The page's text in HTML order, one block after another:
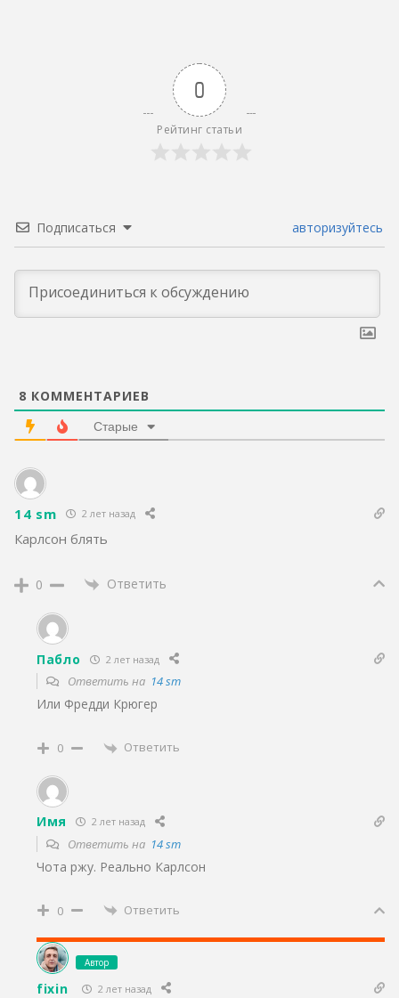
0
Рейтинг статьи
Подписаться авторизуйтесь
8 КОММЕНТАРИЕВ
Старые
14 sm 2 лет назад
Карлсон блять
0 Ответить
Пабло 2 лет назад
Ответить на 14 sm
Или Фредди Крюгер
0 Ответить
Имя 2 лет назад
Ответить на 14 sm
Чота ржу. Реально Карлсон
0 Ответить
Автор
fixin 2 лет назад